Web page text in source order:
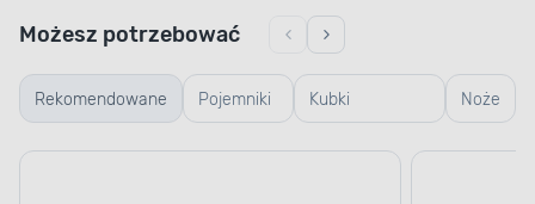
Rekomendowane Pojemniki
szklane
Kubki
termiczne i
Noże
Możesz potrzebować